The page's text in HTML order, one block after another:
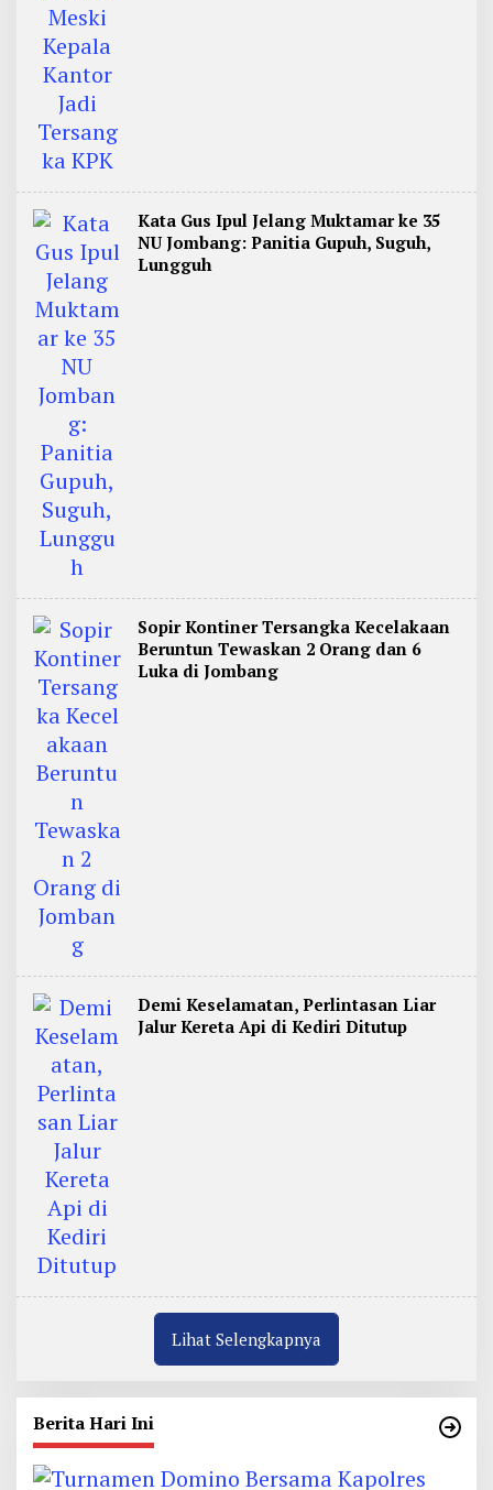
Kata Gus Ipul Jelang Muktamar ke 35
NU Jombang: Panitia Gupuh, Suguh,
Lungguh
Sopir Kontiner Tersangka Kecelakaan
Beruntun Tewaskan 2 Orang dan 6
Luka di Jombang
Demi Keselamatan, Perlintasan Liar
Jalur Kereta Api di Kediri Ditutup
Lihat Selengkapnya
Berita Hari Ini